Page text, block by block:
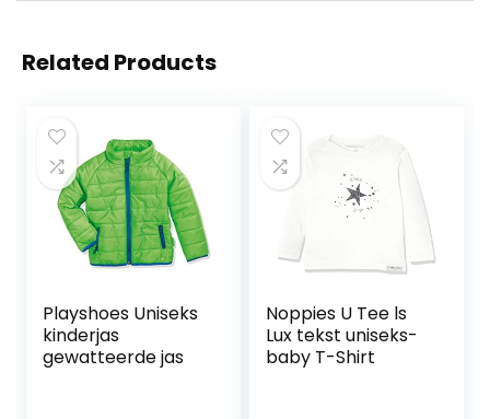
Related Products
Playshoes Uniseks
kinderjas
gewatteerde jas
Noppies U Tee ls
Lux tekst uniseks-
baby T-Shirt